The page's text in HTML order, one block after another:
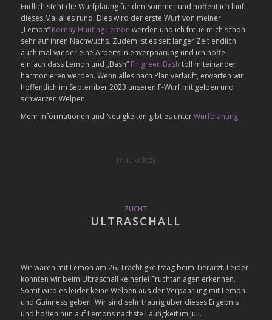
Endlich steht die Wurfplaung für den Sommer und hoffentlich läuft
dieses Mal alles rund. Dies wird der erste Wurf von meiner
„Lemon“ Kornay Hunting Lemon werden und ich freue mich schon
sehr auf ihren Nachwuchs. Zudem ist es seit langer Zeit endlich
auch mal wieder eine Arbeitslinienverpaarung und ich hoffe
einfach dass Lemon und „Bash“ Fir green Bash toll miteinander
harmonieren werden. Wenn alles nach Plan verläuft, erwarten wir
hoffentlich im September 2023 unseren F-Wurf mit gelben und
schwarzen Welpen.
Mehr Informationen und Neuigkeiten gibt es unterWurfplanung.
17. JUNI 2023
ZUCHT
ULTRASCHALL
Wir waren mit Lemon am 26. Trächtigkeitstag beim Tierarzt. Leider
konnten wir beim Ultraschall keinerlei Fruchtanlagen erkennen.
Somit wird es leider keine Welpen aus der Verpaarung mit Lemon
und Guinness geben. Wir sind sehr traurig über dieses Ergebnis
und hoffen nun auf Lemons nächste Läufigkeit im Juli.